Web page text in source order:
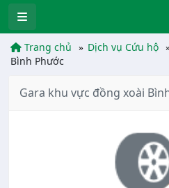
Trang chủ Dịch vụ Cứu hộ
Bình Phước
Gara khu vực đồng xoài